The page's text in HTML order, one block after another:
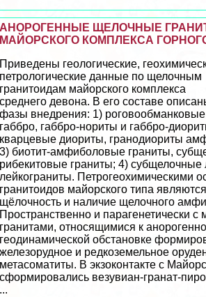
АНОРОГЕННЫЕ ЩЕЛОЧНЫЕ
МАЙОРСКОГО КОМПЛЕКСА
Приведены геологические,
петрологические данные по щелочным
гранитоидам майорского комплекса
среднего девона. В его составе
фазы внедрения: 1) роговообманковые
габбро, габбро-нориты и габбро-
кварцевые диориты, гранодиориты
3) биотит-амфиболовые граниты,
рибекитовые граниты; 4) субщелочные
лейкограниты. Петрогеохимическими
гранитоидов майорского типа
щёлочность и наличие щелочного
Прострaнcтвенно и парагенетически с
гранитами, относящимися к
геодинамической обстановке
железорудное и редкоземельное
метасоматиты. В экзоконтакте с
сформировались везувиан-гранат-
...